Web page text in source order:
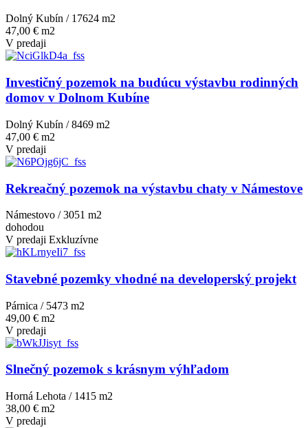
Dolný Kubín / 17624 m2
47,00 € m2
V predaji
Investičný pozemok na budúcu výstavbu rodinných
domov v Dolnom Kubíne
Dolný Kubín / 8469 m2
47,00 € m2
V predaji
Rekreačný pozemok na výstavbu chaty v Námestove
Námestovo / 3051 m2
dohodou
V predaji Exkluzívne
Stavebné pozemky vhodné na developerský projekt
Párnica / 5473 m2
49,00 € m2
V predaji
Slnečný pozemok s krásnym výhľadom
Horná Lehota / 1415 m2
38,00 € m2
V predaji